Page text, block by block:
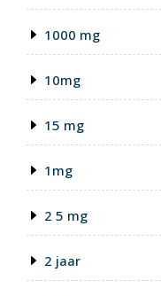
1000 mg
10mg
15 mg
1mg
2 5 mg
2 jaar